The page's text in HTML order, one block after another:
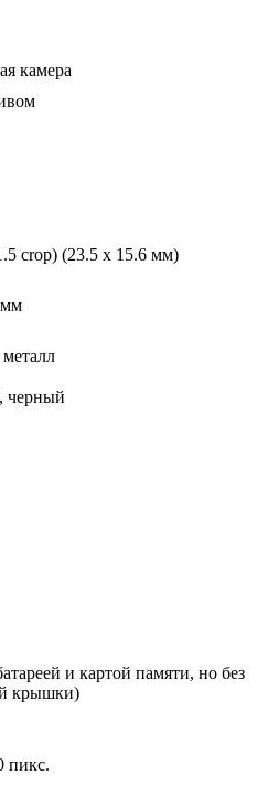
камера
crop) (23.5 x 15.6 мм)
черный
и картой памяти, но без
крышки)
пикс.